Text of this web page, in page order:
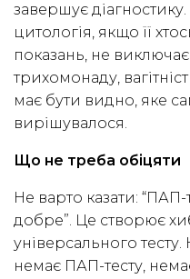
завершує
цитологія, якщо її
показань, не
трихомонаду,
має бути видно, яке
вирішувалося.
Що не треба обіцяти
Не варто казати:
добре”. Це створює
універсального
немає ПАП-тесту,